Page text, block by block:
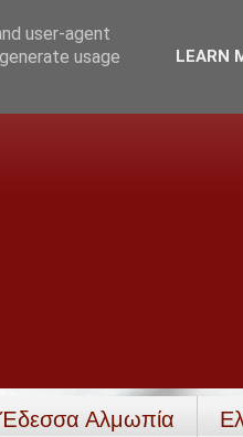
Έδεσσα Αλμωπία
user-agent
usage
LEARN